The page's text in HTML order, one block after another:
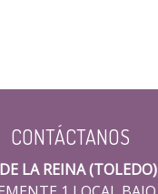
CONTÁCTANOS
LA REINA (TOLEDO)